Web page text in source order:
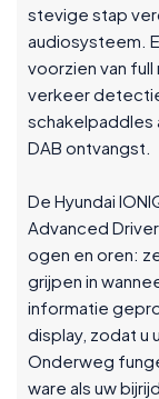
stevige stap
audiosysteem.
voorzien van
verkeer
schakelpaddles
DAB ontvangst.
De Hyundai
Advanced
ogen en oren:
grijpen in
informatie
display, zodat u
Onderweg
ware als uw